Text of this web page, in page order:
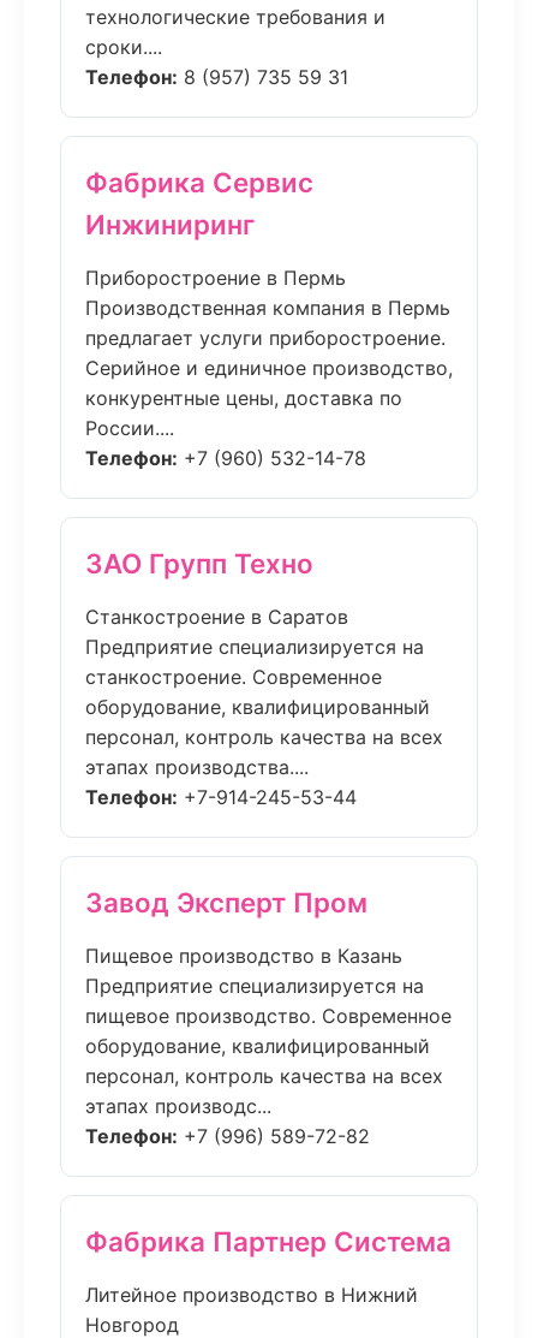
технологические требования и
сроки....
Телефон: 8 (957) 735 59 31
Фабрика Сервис
Инжиниринг
Приборостроение в Пермь
Производственная компания в Пермь
предлагает услуги приборостроение.
Серийное и единичное производство,
конкурентные цены, доставка по
России....
Телефон: +7 (960) 532-14-78
ЗАО Групп Техно
Станкостроение в Саратов
Предприятие специализируется на
станкостроение. Современное
оборудование, квалифицированный
персонал, контроль качества на всех
этапах производства....
Телефон: +7-914-245-53-44
Завод Эксперт Пром
Пищевое производство в Казань
Предприятие специализируется на
пищевое производство. Современное
оборудование, квалифицированный
персонал, контроль качества на всех
этапах производс...
Телефон: +7 (996) 589-72-82
Фабрика Партнер Система
Литейное производство в Нижний
Новгород